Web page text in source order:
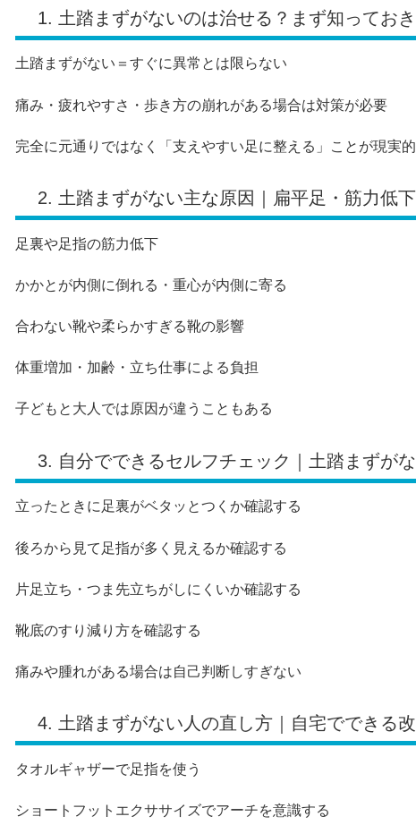
1. 土踏まずがないのは治せる？まず知ってお
土踏まずがない＝すぐに異常とは限らない
痛み・疲れやすさ・歩き方の崩れがある場合は対策が必要
完全に元通りではなく「支えやすい足に整える」ことが現実的
2. 土踏まずがない主な原因｜扁平足・筋力低
足裏や足指の筋力低下
かかとが内側に倒れる・重心が内側に寄る
合わない靴や柔らかすぎる靴の影響
体重増加・加齢・立ち仕事による負担
子どもと大人では原因が違うこともある
3. 自分でできるセルフチェック｜土踏まずが
立ったときに足裏がベタッとつくか確認する
後ろから見て足指が多く見えるか確認する
片足立ち・つま先立ちがしにくいか確認する
靴底のすり減り方を確認する
痛みや腫れがある場合は自己判断しすぎない
4. 土踏まずがない人の直し方｜自宅でできる
タオルギャザーで足指を使う
ショートフットエクササイズでアーチを意識する